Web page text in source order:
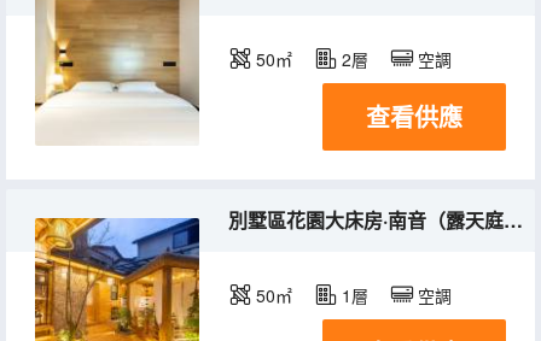
50㎡ 2層 空調
查看供應
別墅區花園大床房·南音（露天庭院+獨立衞浴+空調）
50㎡ 1層 空調